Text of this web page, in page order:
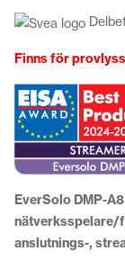
Finns för
EverSolo DMP-
nätverksspelare/
anslutnings-,